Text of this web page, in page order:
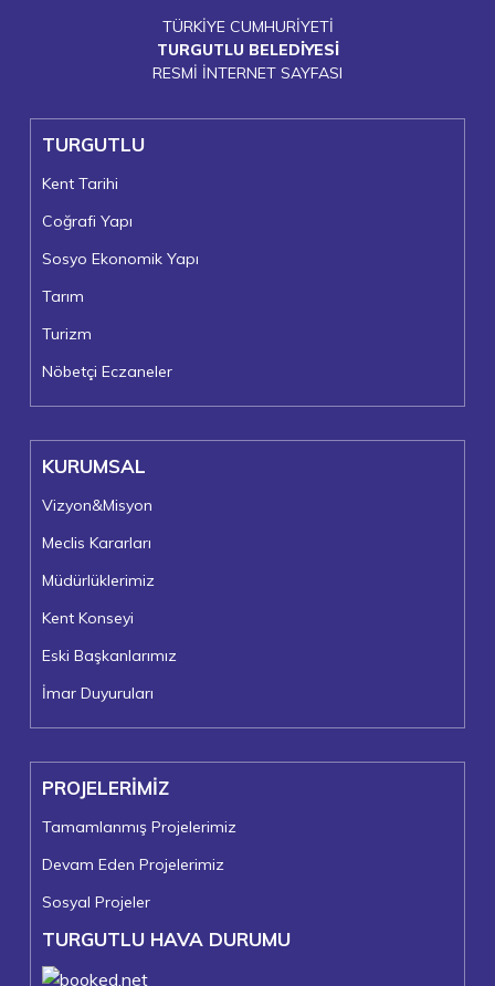
TÜRKİYE CUMHURİYETİ
TURGUTLU BELEDİYESİ
RESMİ İNTERNET SAYFASI
TURGUTLU
Kent Tarihi
Coğrafi Yapı
Sosyo Ekonomik Yapı
Tarım
Turizm
Nöbetçi Eczaneler
KURUMSAL
Vizyon&Misyon
Meclis Kararları
Müdürlüklerimiz
Kent Konseyi
Eski Başkanlarımız
İmar Duyuruları
PROJELERİMİZ
Tamamlanmış Projelerimiz
Devam Eden Projelerimiz
Sosyal Projeler
TURGUTLU HAVA DURUMU